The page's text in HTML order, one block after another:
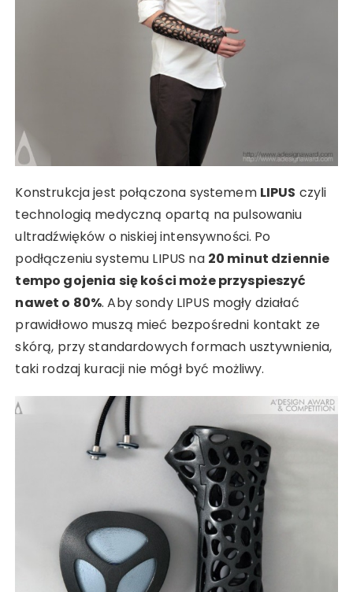
Konstrukcja jest połączona systemem LIPUS czyli
technologią medyczną opartą na pulsowaniu
ultradźwięków o niskiej intensywności. Po
podłączeniu systemu LIPUS na 20 minut dziennie
tempo gojenia się kości może przyspieszyć
nawet o 80%. Aby sondy LIPUS mogły działać
prawidłowo muszą mieć bezpośredni kontakt ze
skórą, przy standardowych formach usztywnienia,
taki rodzaj kuracji nie mógł być możliwy.